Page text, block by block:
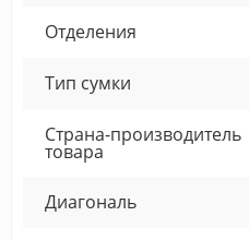
Отделения
Тип сумки
Страна-производитель
товара
Диагональ